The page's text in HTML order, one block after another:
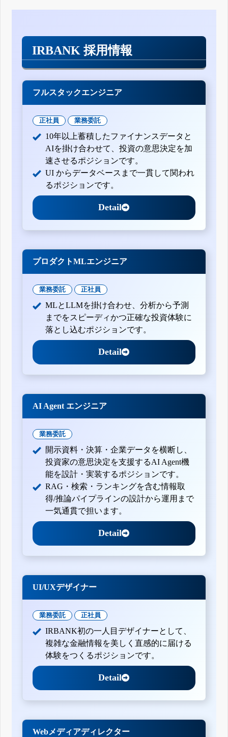
IRBANK 採用情報
フルスタックエンジニア
正社員 業務委託
10年以上蓄積したファイナンスデータと
AIを掛け合わせて、投資の意思決定を加
速させるポジションです。
UI からデータベースまで一貫して関われ
るポジションです。
Detail
プロダクトMLエンジニア
業務委託 正社員
MLとLLMを掛け合わせ、分析から予測
までをスピーディかつ正確な投資体験に
落とし込むポジションです。
Detail
AI Agent エンジニア
業務委託
開示資料・決算・企業データを横断し、
投資家の意思決定を支援するAI Agent機
能を設計・実装するポジションです。
RAG・検索・ランキングを含む情報取
得/推論パイプラインの設計から運用まで
一気通貫で担います。
Detail
UI/UXデザイナー
業務委託 正社員
IRBANK初の一人目デザイナーとして、
複雑な金融情報を美しく直感的に届ける
体験をつくるポジションです。
Detail
Webメディアディレクター